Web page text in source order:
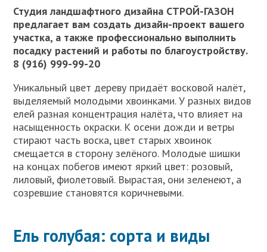
Студия ландшафтного дизайна СТРОЙ-ГАЗОН
предлагает вам создать дизайн-проект вашего
участка, а также профессионально выполнить
посадку растений и работы по благоустройству.
8 (916) 999-99-20
Уникальный цвет дереву придаёт восковой налёт,
выделяемый молодыми хвоинками. У разных видов
елей разная концентрация налёта, что влияет на
насыщенность окраски. К осени дожди и ветры
стирают часть воска, цвет старых хвоинок
смещается в сторону зелёного. Молодые шишки
на концах побегов имеют яркий цвет: розовый,
лиловый, фиолетовый. Вырастая, они зеленеют, а
созревшие становятся коричневыми.
Ель голубая: сорта и виды